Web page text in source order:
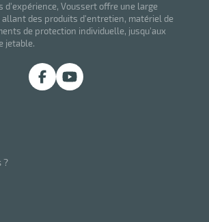
d'expérience, Voussert offre une large
allant des produits d'entretien, matériel de
de protection individuelle, jusqu'aux
jetable.
?